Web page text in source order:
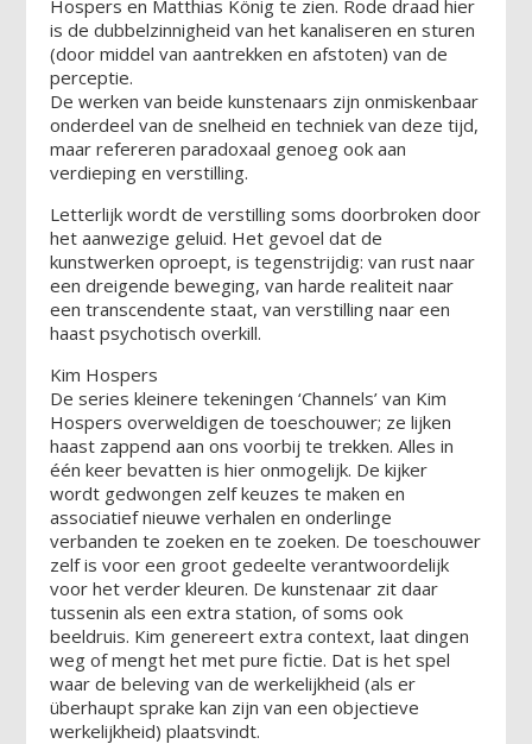
Hospers en Matthias König te zien. Rode draad hier
is de dubbelzinnigheid van het kanaliseren en sturen
(door middel van aantrekken en afstoten) van de
perceptie.
De werken van beide kunstenaars zijn onmiskenbaar
onderdeel van de snelheid en techniek van deze tijd,
maar refereren paradoxaal genoeg ook aan
verdieping en verstilling.
Letterlijk wordt de verstilling soms doorbroken door
het aanwezige geluid. Het gevoel dat de
kunstwerken oproept, is tegenstrijdig: van rust naar
een dreigende beweging, van harde realiteit naar
een transcendente staat, van verstilling naar een
haast psychotisch overkill.
Kim Hospers
De series kleinere tekeningen ‘Channels’ van Kim
Hospers overweldigen de toeschouwer; ze lijken
haast zappend aan ons voorbij te trekken. Alles in
één keer bevatten is hier onmogelijk. De kijker
wordt gedwongen zelf keuzes te maken en
associatief nieuwe verhalen en onderlinge
verbanden te zoeken en te zoeken. De toeschouwer
zelf is voor een groot gedeelte verantwoordelijk
voor het verder kleuren. De kunstenaar zit daar
tussenin als een extra station, of soms ook
beeldruis. Kim genereert extra context, laat dingen
weg of mengt het met pure fictie. Dat is het spel
waar de beleving van de werkelijkheid (als er
überhaupt sprake kan zijn van een objectieve
werkelijkheid) plaatsvindt.